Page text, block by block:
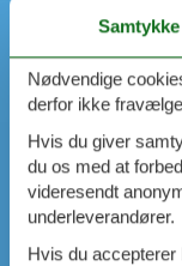
Samtykke
Nødvendige
derfor ikke
Hvis du giver
du os med at
videresendt
underleverandører.
Hvis du accepterer